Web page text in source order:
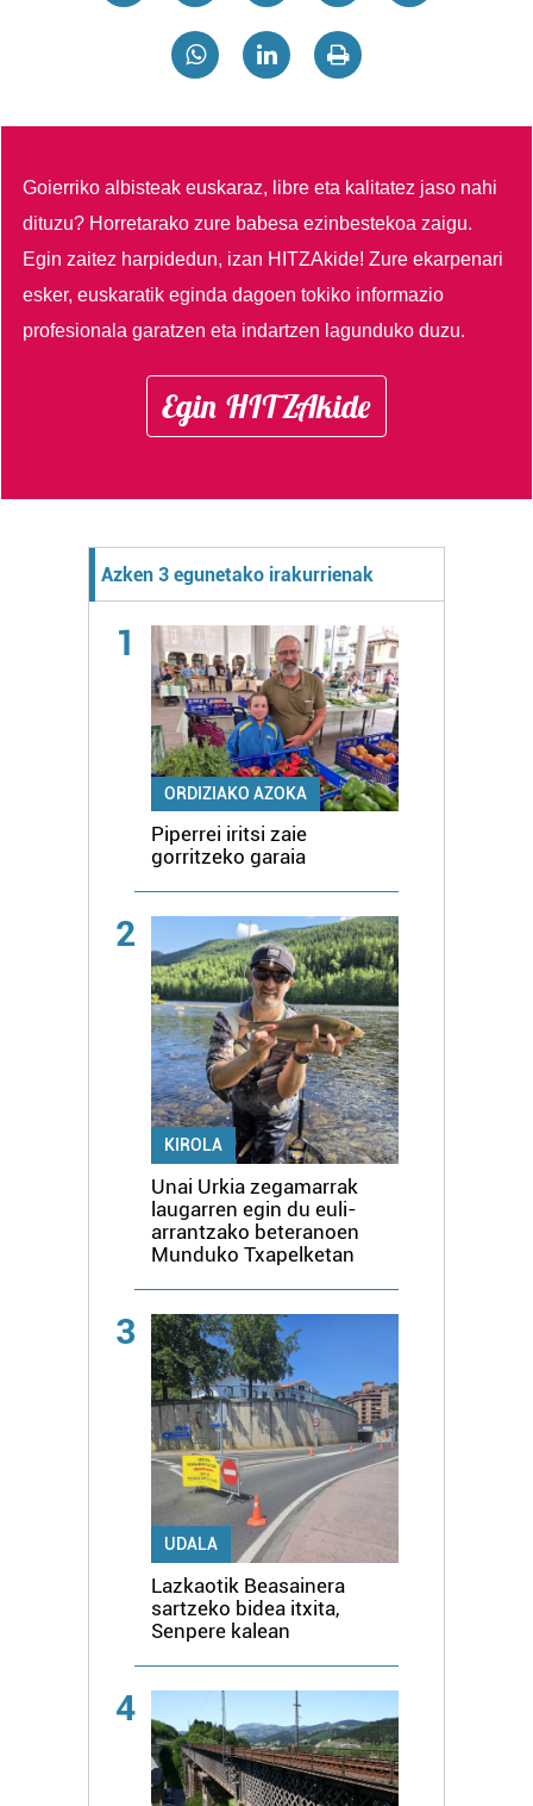
Goierriko albisteak euskaraz, libre eta kalitatez jaso nahi
dituzu? Horretarako zure babesa ezinbestekoa zaigu.
Egin zaitez harpidedun, izan HITZAkide!Zure ekarpenari
esker, euskaratik eginda dagoen tokiko informazio
profesionala garatzen eta indartzen lagunduko duzu.
Egin HITZAkide
Azken 3 egunetako irakurrienak
1
ORDIZIAKO AZOKA
Piperrei iritsi zaie
gorritzeko garaia
2
KIROLA
Unai Urkia zegamarrak
laugarren egin du euli-
arrantzako beteranoen
Munduko Txapelketan
3
UDALA
Lazkaotik Beasainera
sartzeko bidea itxita,
Senpere kalean
4